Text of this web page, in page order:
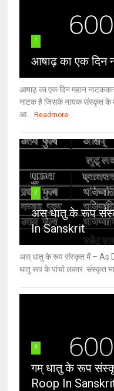
1
आषाढ़ का एक दिन
आषाढ़ का एक दिन महान नाटककार
नाटक है जिसके नायक संस्कृत के
आ...
Readmore
2
अस् धातु के रूप
In Sanskrit
अस् धातु के रूप संस्कृत में – As
धातु रूप के पांचो लकार संस्कृत
3
गम् धातु के रूप
Roop In